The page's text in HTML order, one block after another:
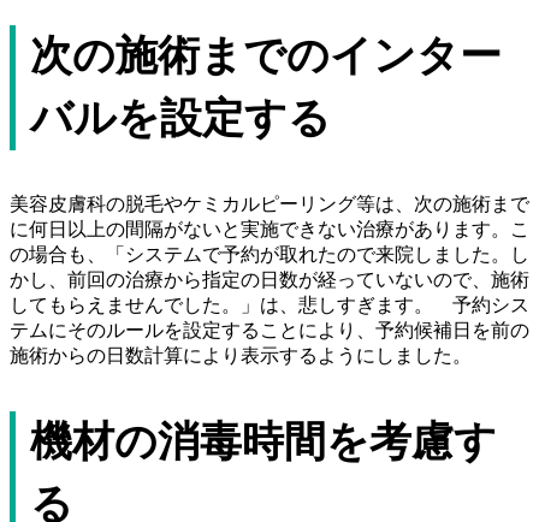
次の施術までのインター
バルを設定する
美容皮膚科の脱毛やケミカルピーリング等は、次の施術まで
に何日以上の間隔がないと実施できない治療があります。こ
の場合も、「システムで予約が取れたので来院しました。し
かし、前回の治療から指定の日数が経っていないので、施術
してもらえませんでした。」は、悲しすぎます。 予約シス
テムにそのルールを設定することにより、予約候補日を前の
施術からの日数計算により表示するようにしました。
機材の消毒時間を考慮す
る